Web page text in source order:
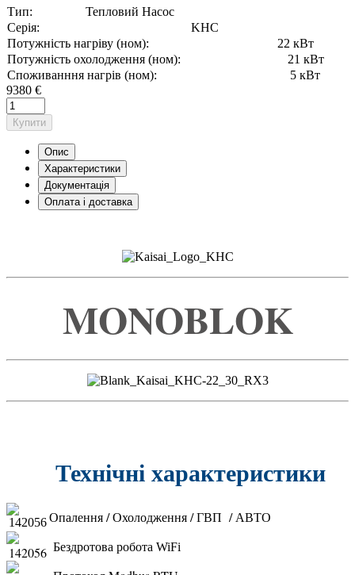
Тип:
Тепловий Насос
Серія:
KHC
Потужність нагріву (ном):
22 кВт
Потужність охолодження (ном):
21 кВт
Споживанння нагрів (ном):
5 кВт
9380 €
Купити
Опис
Характеристики
Документація
Оплата і доставка
MONOBLOK
Технічні характеристики
Опалення / Охолодження / ГВП / АВТО
Бездротова робота WiFi